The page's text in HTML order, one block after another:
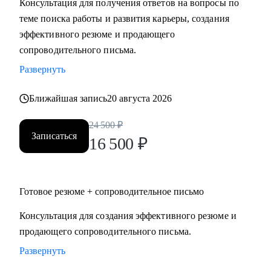
Кому могу помочь:
• карьерного консультирования
• продаж
• маркетинга
• аналитики
• финансов
• логистики
Я помогу вам, даже если вы:
• несколько лет не работали;
Консультация для получения ответов на вопросы по
теме поиска работы и развития карьеры, создания
эффективного резюме и продающего
сопроводительного письма.
Развернуть
Ближайшая запись20 августа 2026
Записаться
24 500 ₽
16 500 ₽
Готовое резюме + сопроводительное письмо
Консультация для создания эффективного резюме и
продающего сопроводительного письма.
Развернуть